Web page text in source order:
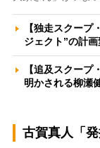
【独走スクープ
ジェクト”の計
【追及スクー
明かされる柳瀬
古賀真人「発